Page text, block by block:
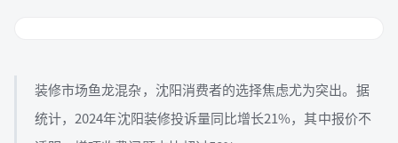
装修市场鱼龙混杂，沈阳消费者的选择焦虑尤为突出。据
统计，2024年沈阳装修投诉量同比增长21%，其中报价不